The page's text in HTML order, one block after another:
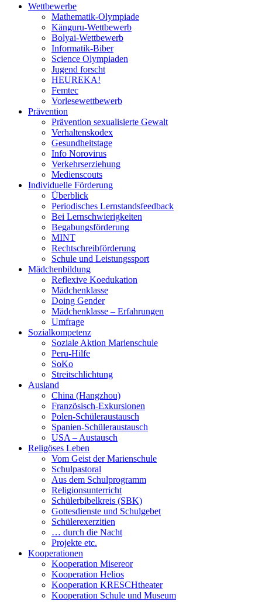
Wettbewerbe
Mathematik-Olympiade
Känguru-Wettbewerb
Bolyai-Wettbewerb
Informatik-Biber
Science Olympiaden
Jugend forscht
HEUREKA!
Femtec
Vorlesewettbewerb
Prävention
Prävention sexualisierte Gewalt
Verhaltenskodex
Gesundheitstage
Info Norovirus
Verkehrserziehung
Medienscouts
Individuelle Förderung
Überblick
Periodisches Lernstandsfeedback
Bei Lernschwierigkeiten
Begabungsförderung
MINT
Rechtschreibförderung
Schule und Leistungssport
Mädchenbildung
Reflexive Koedukation
Mädchenklasse
Doing Gender
Mädchenklasse – Erfahrungen
Umfrage
Sozialkompetenz
Soziale Aktion Marienschule
Peru-Hilfe
SoKo
Streitschlichtung
Ausland
China (Hangzhou)
Französisch-Exkursionen
Polen-Schüleraustausch
Spanien-Schüleraustausch
USA – Austausch
Religöses Leben
Vom Geist der Marienschule
Schulpastoral
Aus dem Schulprogramm
Religionsunterricht
Schülerbibelkreis (SBK)
Gottesdienste und Schulgebet
Schülerexerzitien
… durch die Nacht
Projekte etc.
Kooperationen
Kooperation Misereor
Kooperation Helios
Kooperation KRESCHtheater
Kooperation Schule und Museum